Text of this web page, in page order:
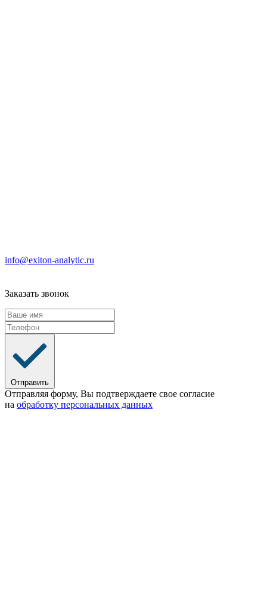
info@exiton-analytic.ru
Заказать звонок
Отправить
Отправляя форму, Вы подтверждаете свое согласие
на обработку персональных данных